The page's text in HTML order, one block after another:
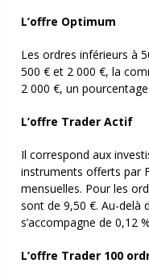
L’offre Optimum
Les ordres inférieurs à
500 € et 2 000 €, la
2 000 €, un pourcentage
L’offre Trader Actif
Il correspond aux
instruments offerts par
mensuelles. Pour les
sont de 9,50 €. Au-delà
s’accompagne de 0,12
L’offre Trader 100